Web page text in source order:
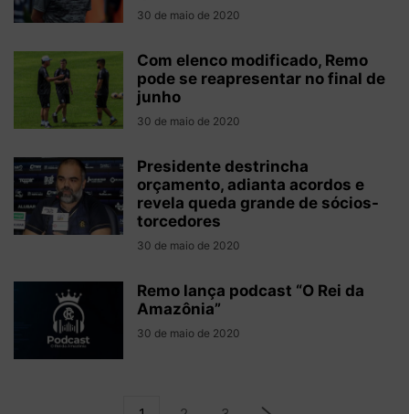
30 de maio de 2020
Com elenco modificado, Remo
pode se reapresentar no final de
junho
30 de maio de 2020
Presidente destrincha
orçamento, adianta acordos e
revela queda grande de sócios-
torcedores
30 de maio de 2020
Remo lança podcast “O Rei da
Amazônia”
30 de maio de 2020